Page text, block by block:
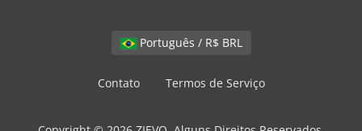
Português / R$ BRL
Contato Termos de Serviço